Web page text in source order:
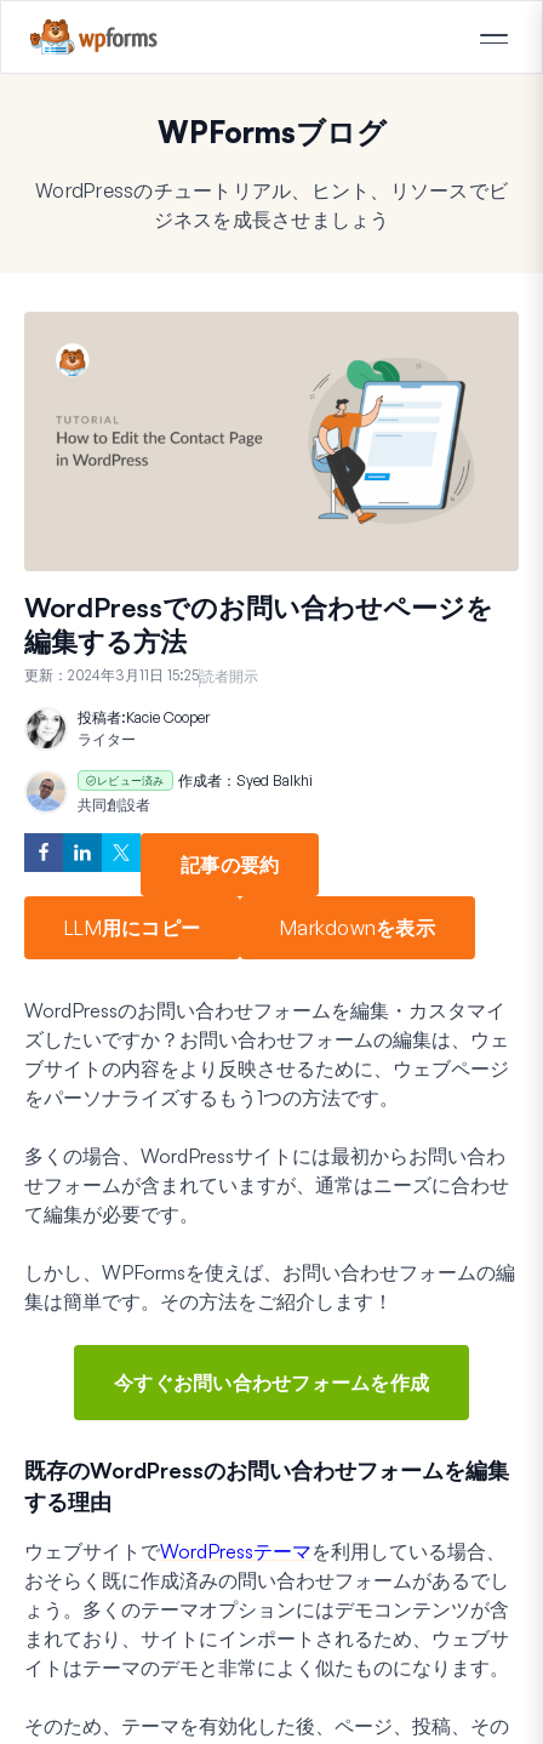
WPFormsブログ
WordPressのチュートリアル、ヒント、リソースでビ
ジネスを成長させましょう
WordPressでのお問い合わせページを
編集する方法
更新： 2024年3月11日 15:25読者開示
投稿者:Kacie Cooper
ライター
レビュー済み 作成者： Syed Balkhi
共同創設者
記事の要約
LLM用にコピー Markdownを表示
WordPressのお問い合わせフォームを編集・カスタマイ
ズしたいですか？お問い合わせフォームの編集は、ウェ
ブサイトの内容をより反映させるために、ウェブページ
をパーソナライズするもう1つの方法です。
多くの場合、WordPressサイトには最初からお問い合わ
せフォームが含まれていますが、通常はニーズに合わせ
て編集が必要です。
しかし、WPFormsを使えば、お問い合わせフォームの編
集は簡単です。その方法をご紹介します！
今すぐお問い合わせフォームを作成
既存のWordPressのお問い合わせフォームを編集
する理由
ウェブサイトでWordPressテーマを利用している場合、
おそらく既に作成済みの問い合わせフォームがあるでし
ょう。多くのテーマオプションにはデモコンテンツが含
まれており、サイトにインポートされるため、ウェブサ
イトはテーマのデモと非常によく似たものになります。
そのため、テーマを有効化した後、ページ、投稿、その